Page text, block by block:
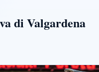
di Valgardena